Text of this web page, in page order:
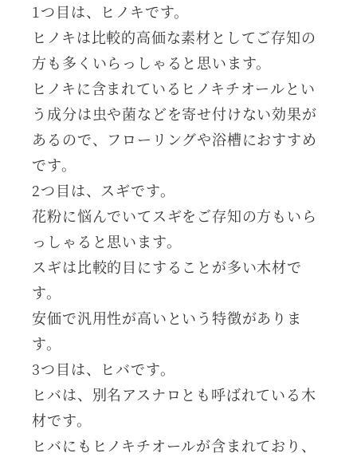
1つ目は、ヒノキです。
ヒノキは比較的高価な素材としてご存知の
方も多くいらっしゃると思います。
ヒノキに含まれているヒノキチオールとい
う成分は虫や菌などを寄せ付けない効果が
あるので、フローリングや浴槽におすすめ
です。
2つ目は、スギです。
花粉に悩んでいてスギをご存知の方もいら
っしゃると思います。
スギは比較的目にすることが多い木材で
す。
安価で汎用性が高いという特徴がありま
す。
3つ目は、ヒバです。
ヒバは、別名アスナロとも呼ばれている木
材です。
ヒバにもヒノキチオールが含まれており、